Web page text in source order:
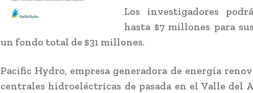
Los investigadores
hasta $7 millones para
un fondo total de $31 millones.
Pacific Hydro, empresa generadora de energía
centrales hidroeléctricas de pasada en el Valle del